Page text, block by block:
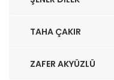
TAHA ÇAKIR
ZAFER AKYÜZLÜ